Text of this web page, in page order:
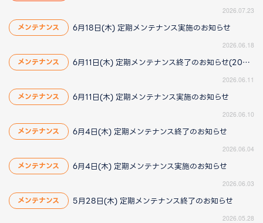
2026.07.23
メンテナンス 6月18日(木) 定期メンテナンス実施のお知らせ
2026.06.18
メンテナンス 6月11日(木) 定期メンテナンス終了のお知らせ(2026/6/11 15:20更新)
2026.06.11
メンテナンス 6月11日(木) 定期メンテナンス実施のお知らせ
2026.06.10
メンテナンス 6月4日(木) 定期メンテナンス終了のお知らせ
2026.06.04
メンテナンス 6月4日(木) 定期メンテナンス実施のお知らせ
2026.06.03
メンテナンス 5月28日(木) 定期メンテナンス終了のお知らせ
2026.05.28